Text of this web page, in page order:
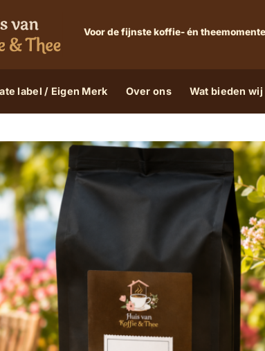
Voor de fijnste koffie- én
label / Eigen Merk Over ons Wat bieden wij